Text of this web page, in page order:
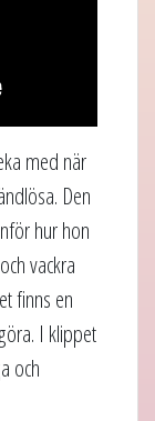
med när
Den
hur hon
vackra
finns en
I klippet
och